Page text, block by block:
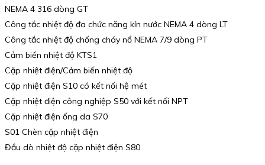
NEMA 4 316 dòng GT
Công tắc nhiệt độ đa chức năng kín nước NEMA 4 dòng LT
Công tắc nhiệt độ chống cháy nổ NEMA 7/9 dòng PT
Cảm biến nhiệt độ KTS1
Cặp nhiệt điện/Cảm biến nhiệt độ
Cặp nhiệt điện S10 có kết nối hệ mét
Cặp nhiệt điện công nghiệp S50 với kết nối NPT
Cặp nhiệt điện ống da S70
S01 Chèn cặp nhiệt điện
Đầu dò nhiệt độ cặp nhiệt điện S80